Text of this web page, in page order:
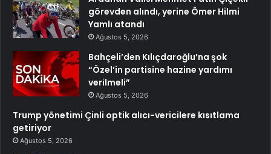
görevden alındı, yerine Ömer Hilmi
Yamlı atandı
Ağustos 5, 2026
Bahçeli’den Kılıçdaroğlu’na şok
“Özel’in partisine hazine yardımı
verilmeli”
Ağustos 5, 2026
Trump yönetimi Çinli optik alıcı-vericilere kısıtlama
getiriyor
Ağustos 5, 2026